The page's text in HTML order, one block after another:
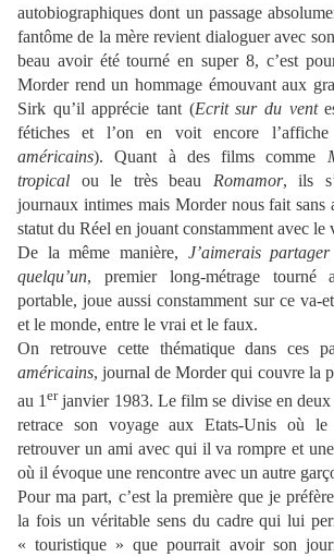
autobiographiques dont un passage
fantôme de la mère revient dialoguer avec
beau avoir été tourné en super 8, c’est
Morder rend un hommage émouvant aux
Sirk qu’il apprécie tant (Ecrit sur du vent
fétiches et l’on en voit encore
américains). Quant à des films comme
tropical ou le très beau Romamor, ils
journaux intimes mais Morder nous fait sans
statut du Réel en jouant constamment avec le
De la même manière, J’aimerais
quelqu’un, premier long-métrage tourné
portable, joue aussi constamment sur ce va-
et le monde, entre le vrai et le faux.
On retrouve cette thématique dans ces
américains, journal de Morder qui couvre la
au 1erjanvier 1983. Le film se divise en deux
retrace son voyage aux Etats-Unis où le
retrouver un ami avec qui il va rompre et
où il évoque une rencontre avec un autre
Pour ma part, c’est la première que je
la fois un véritable sens du cadre qui lui
« touristique » que pourrait avoir son